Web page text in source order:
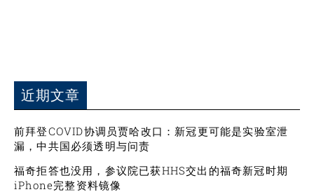
近期文章
前拜登COVID协调员贾哈改口：新冠更可能是实验室泄
漏，中共国必须透明与问责
福奇拒答也没用，参议院已获HHS交出的福奇新冠时期
iPhone完整资料镜像